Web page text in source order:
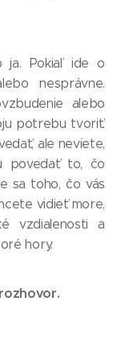
ja. Pokiaľ ide o
nesprávne.
alebo
potrebu tvoriť.
ale neviete,
povedať to, čo
sa toho, čo vás
vidieť more,
vzdialenosti a
hory.